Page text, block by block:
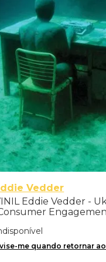
Vedder
Eddie Vedder -
me quando retornar